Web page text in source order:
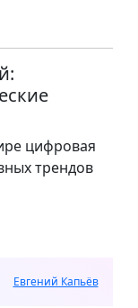
цифровая
трендов
Евгений Капьёв